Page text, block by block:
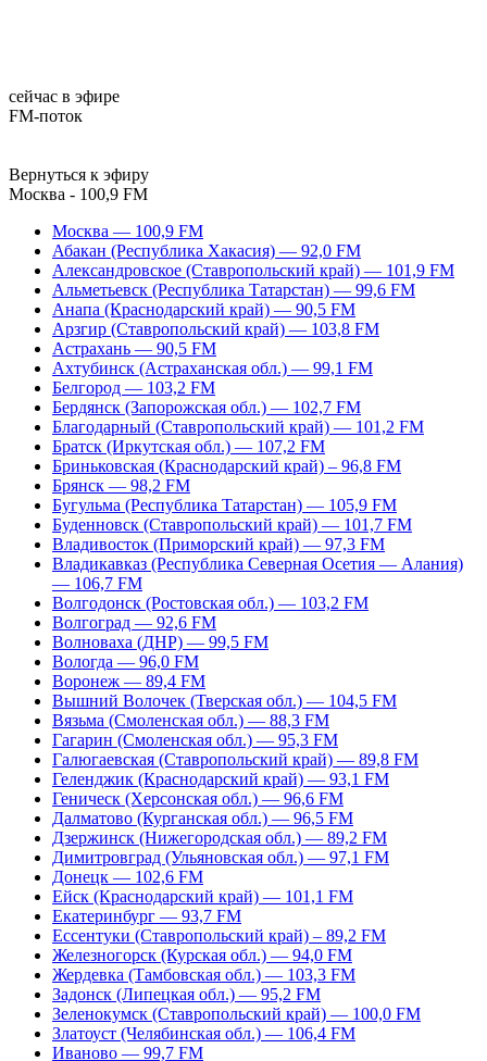
сейчас в эфире
FM-поток
Вернуться к эфиру
Москва - 100,9 FM
Москва — 100,9 FM
Абакан (Республика Хакасия) — 92,0 FM
Александровское (Ставропольский край) — 101,9 FM
Альметьевск (Республика Татарстан) — 99,6 FM
Анапа (Краснодарский край) — 90,5 FM
Арзгир (Ставропольский край) — 103,8 FM
Астрахань — 90,5 FM
Ахтубинск (Астраханская обл.) — 99,1 FM
Белгород — 103,2 FM
Бердянск (Запорожская обл.) — 102,7 FM
Благодарный (Ставропольский край) — 101,2 FM
Братск (Иркутская обл.) — 107,2 FM
Бриньковская (Краснодарский край) – 96,8 FM
Брянск — 98,2 FM
Бугульма (Республика Татарстан) — 105,9 FM
Буденновск (Ставропольский край) — 101,7 FM
Владивосток (Приморский край) — 97,3 FM
Владикавказ (Республика Северная Осетия — Алания)
— 106,7 FM
Волгодонск (Ростовская обл.) — 103,2 FM
Волгоград — 92,6 FM
Волноваха (ДНР) — 99,5 FM
Вологда — 96,0 FM
Воронеж — 89,4 FM
Вышний Волочек (Тверская обл.) — 104,5 FM
Вязьма (Смоленская обл.) — 88,3 FM
Гагарин (Смоленская обл.) — 95,3 FM
Галюгаевская (Ставропольский край) — 89,8 FM
Геленджик (Краснодарский край) — 93,1 FM
Геническ (Херсонская обл.) — 96,6 FM
Далматово (Курганская обл.) — 96,5 FM
Дзержинск (Нижегородская обл.) — 89,2 FM
Димитровград (Ульяновская обл.) — 97,1 FM
Донецк — 102,6 FM
Ейск (Краснодарский край) — 101,1 FM
Екатеринбург — 93,7 FM
Ессентуки (Ставропольский край) – 89,2 FM
Железногорск (Курская обл.) — 94,0 FM
Жердевка (Тамбовская обл.) — 103,3 FM
Задонск (Липецкая обл.) — 95,2 FM
Зеленокумск (Ставропольский край) — 100,0 FM
Златоуст (Челябинская обл.) — 106,4 FM
Иваново — 99,7 FM